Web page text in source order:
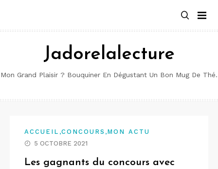
contenu
Jadorelalecture
Mon Grand Plaisir ? Bouquiner En Dégustant Un Bon Mug De Thé.
ACCUEIL ,CONCOURS ,MON ACTU
5 OCTOBRE 2021
Les gagnants du concours avec